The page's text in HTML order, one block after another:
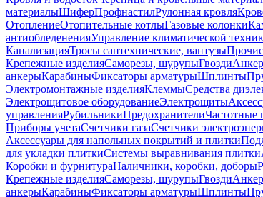
материалыШиферПрофнастилРулонная кровля
ОтоплениеОтопительные котлыГазовые колонки
антиобледененияУправление климатической
КанализацияТросы сантехнические, вантузы
Крепежные изделияСаморезы, шурупыГвозди
анкерыКарабиныФиксаторы арматурыШплинты
Электромонтажные изделияКлеммыСредства
Электрощитовое оборудованиеЭлектрощиты
управленияРубильникиПредохранителиЧастотные
Приборы учетаСчетчики газаСчетчики
Аксессуары для напольных покрытий и плитки
для укладки плиткиСистемы выравнивания плитки
Коробки и фурнитураНаличники, коробки, доборы
Крепежные изделияСаморезы, шурупыГвозди
анкерыКарабиныФиксаторы арматурыШплинты